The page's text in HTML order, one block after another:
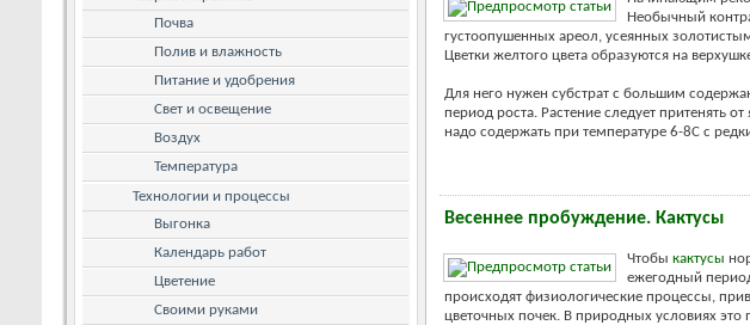
Необычный
густоопушенных ареол, усеянных
Цветки желтого цвета образуются на
Для него нужен субстрат с большим
период роста. Растение следует притенять
надо содержать при температуре 6-8С с
Весеннее пробуждение. Кактусы
Чтобы кактусы
ежегодный
происходят физиологические процессы,
цветочных почек. В природных условиях
Почва
Полив и влажность
Питание и удобрения
Свет и освещение
Воздух
Температура
Технологии и процессы
Выгонка
Календарь работ
Цветение
Своими руками